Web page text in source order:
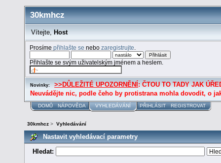
30kmhcz
Vítejte, Host
Prosímepřihlašte se nebozaregistrujte
Přihlašte se svým uživatelským jménem a heslem.
Novinky: >>DŮLEŽITÉ UPOZORNĚNÍ : ČTOU TO TADY JAK
Neuvádějte nic, podle čeho by protistrana mohla dovodit, o
DOMŮ NÁPOVĚDA VYHLEDÁVÁNÍ PŘIHLÁSIT REGISTROVAT
30kmhcz > Vyhledávání
Nastavit vyhledávací parametry
Hledat: